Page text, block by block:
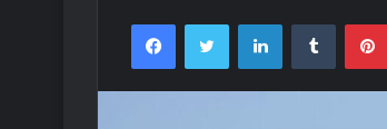
FacebookTwitter LinkedInTumblr